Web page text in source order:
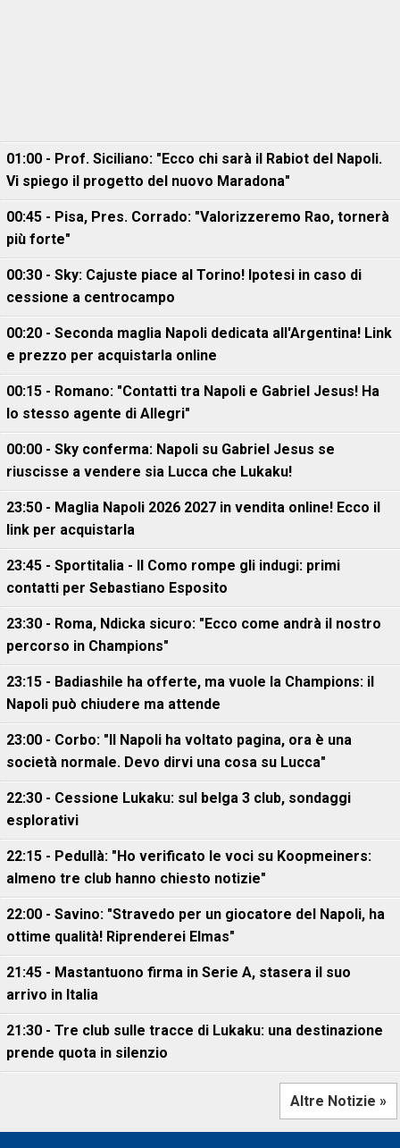
01:00 - Prof. Siciliano: "Ecco chi sarà il Rabiot del Napoli.
Vi spiego il progetto del nuovo Maradona"
00:45 - Pisa, Pres. Corrado: "Valorizzeremo Rao, tornerà
più forte"
00:30 - Sky: Cajuste piace al Torino! Ipotesi in caso di
cessione a centrocampo
00:20 - Seconda maglia Napoli dedicata all'Argentina! Link
e prezzo per acquistarla online
00:15 - Romano: "Contatti tra Napoli e Gabriel Jesus! Ha
lo stesso agente di Allegri"
00:00 - Sky conferma: Napoli su Gabriel Jesus se
riuscisse a vendere sia Lucca che Lukaku!
23:50 - Maglia Napoli 2026 2027 in vendita online! Ecco il
link per acquistarla
23:45 - Sportitalia - Il Como rompe gli indugi: primi
contatti per Sebastiano Esposito
23:30 - Roma, Ndicka sicuro: "Ecco come andrà il nostro
percorso in Champions"
23:15 - Badiashile ha offerte, ma vuole la Champions: il
Napoli può chiudere ma attende
23:00 - Corbo: "Il Napoli ha voltato pagina, ora è una
società normale. Devo dirvi una cosa su Lucca"
22:30 - Cessione Lukaku: sul belga 3 club, sondaggi
esplorativi
22:15 - Pedullà: "Ho verificato le voci su Koopmeiners:
almeno tre club hanno chiesto notizie"
22:00 - Savino: "Stravedo per un giocatore del Napoli, ha
ottime qualità! Riprenderei Elmas"
21:45 - Mastantuono firma in Serie A, stasera il suo
arrivo in Italia
21:30 - Tre club sulle tracce di Lukaku: una destinazione
prende quota in silenzio
Altre Notizie »